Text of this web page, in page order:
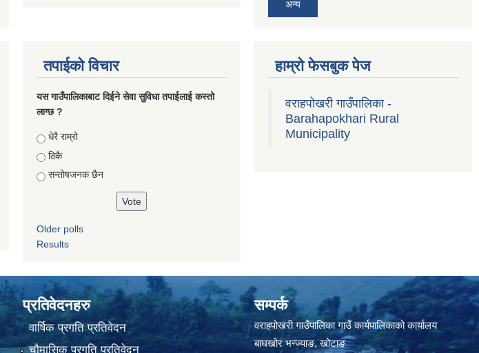
अन्य
तपाईको विचार
यस गाउँपालिकाबाट दिईने सेवा सुविधा तपाईलाई कस्तो
लाग्छ ?
Choices
धेरै राम्रो
ठिकै
सन्तोषजनक छैन
Older polls
Results
हाम्रो फेसबुक पेज
वराहपोखरी गाउँपालिका -
Barahapokhari Rural
Municipality
प्रतिवेदनहरु
वार्षिक प्रगति प्रतिवेदन
चौमासिक प्रगति प्रतिवेदन
सम्पर्क
वराहपोखरी गाउँपालिका गाउँ कार्यपालिकाको कार्यालय
बाघखोर भन्ज्याङ, खोटाङ